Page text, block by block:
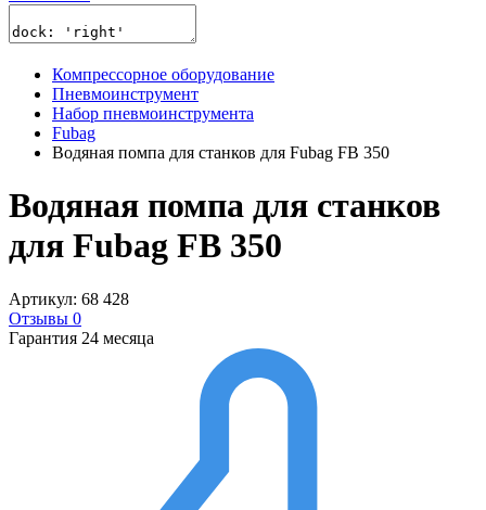
Компрессорное оборудование
Пневмоинструмент
Набор пневмоинструмента
Fubag
Водяная помпа для станков для Fubag FB 350
Водяная помпа для станков
для Fubag FB 350
Артикул: 68 428
Отзывы 0
Гарантия 24 месяца